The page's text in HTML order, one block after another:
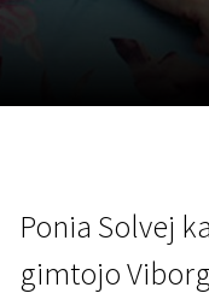
Ponia Solvej
gimtojo